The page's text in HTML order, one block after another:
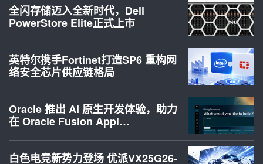
全闪存储迈入全新时代，Dell
PowerStore Elite正式上市
英特尔携手Fortinet打造SP6 重构网
络安全芯片供应链格局
Oracle 推出 AI 原生开发体验，助力
在 Oracle Fusion Appl…
白色电竞新势力登场 优派VX25G26-